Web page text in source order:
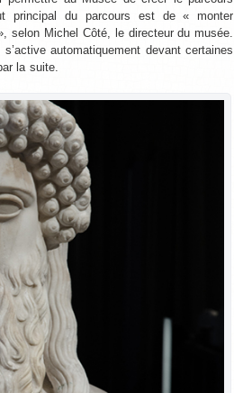
principal du parcours est de « monter
selon Michel Côté, le directeur du musée.
automatiquement devant certaines
la suite.